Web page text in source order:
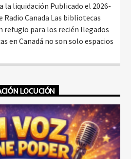
la liquidación Publicado el 2026-
Radio Canada Las bibliotecas
refugio para los recién llegados
en Canadá no son solo espacios
LOCUCIÓN